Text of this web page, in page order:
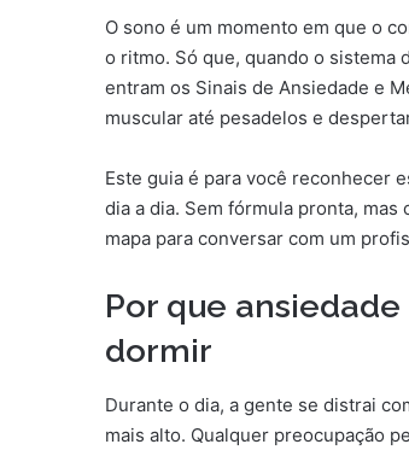
O sono é um momento em que o
o ritmo. Só que, quando o sistema
entram os Sinais de Ansiedade e
muscular até pesadelos e
Este guia é para você reconhecer
dia a dia. Sem fórmula pronta,
mapa para conversar com um
Por que
dormir
Durante o dia, a gente se distrai
mais alto. Qualquer preocupação